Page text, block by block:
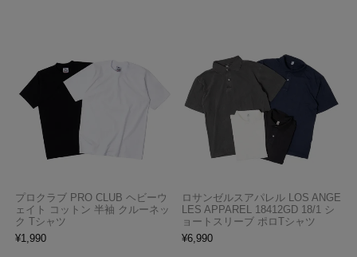
プロクラブ PRO CLUB ヘビーウ
ェイト コットン 半袖 クルーネッ
ク Tシャツ
¥1,990
ロサンゼルスアパレル LOS ANGE
LES APPAREL 18412GD 18/1 シ
ョートスリーブ ポロTシャツ
¥6,990